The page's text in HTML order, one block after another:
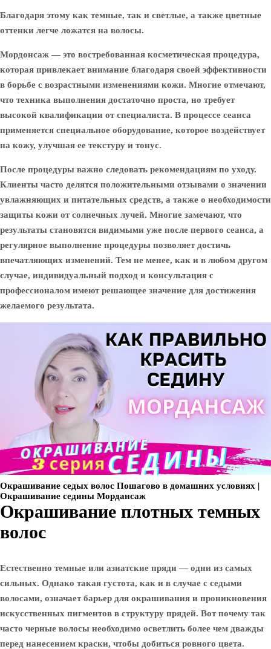
Благодаря этому как темные, так и светлые, а также цветные
оттенки легче ложатся на волосы.
Мордонсаж — это востребованная косметическая процедура,
которая привлекает внимание благодаря своей эффективности
в борьбе с возрастными изменениями кожи. Многие отмечают,
что техника выполнения достаточно проста, но требует
высокой квалификации от специалиста. В процессе сеанса
применяется специальное оборудование, которое воздействует
на кожу, улучшая ее текстуру и тонус.
После процедуры важно следовать рекомендациям по уходу.
Клиенты часто делятся положительными отзывами о значении
увлажняющих и питательных средств, а также о необходимости
защиты кожи от солнечных лучей. Многие замечают, что
результаты становятся видимыми уже после первого сеанса, а
регулярное выполнение процедуры позволяет достичь
впечатляющих изменений. Тем не менее, как и в любом другом
случае, индивидуальный подход и консультация с
профессионалом имеют решающее значение для достижения
желаемого результата.
Окрашивание седых волос Пошагово в домашних условиях |
Окрашивание седины Мордансаж
Окрашивание плотных темных
волос
Естественно темные или азиатские пряди — одни из самых
сильных. Однако такая густота, как и в случае с седыми
волосами, означает барьер для окрашивания и проникновения
искусственных пигментов в структуру прядей. Вот почему так
часто черные волосы необходимо осветлить более чем дважды
перед нанесением краски, чтобы добиться ровного цвета.